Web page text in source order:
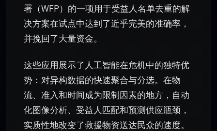
署（WFP）的一项用于受益人名单去重的解
决方案在试点中达到了近乎完美的准确率，
并挽回了大量资金。
这些应用展示了人工智能在危机中的独特优
势：对异构数据的快速聚合与分选。在物
流、准入和时间成为限制因素的地方，自动
化图像分析、受益人匹配和预测供应瓶颈，
实质性地改变了救援物资送达民众的速度。